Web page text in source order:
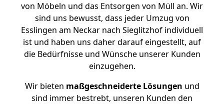
von Möbeln und das Entsorgen von Müll an. Wir
sind uns bewusst, dass jeder Umzug von
Esslingen am Neckar nach Sieglitzhof individuell
ist und haben uns daher darauf eingestellt, auf
die Bedürfnisse und Wünsche unserer Kunden
einzugehen.
Wir bieten maßgeschneiderte Lösungen und
sind immer bestrebt, unseren Kunden den